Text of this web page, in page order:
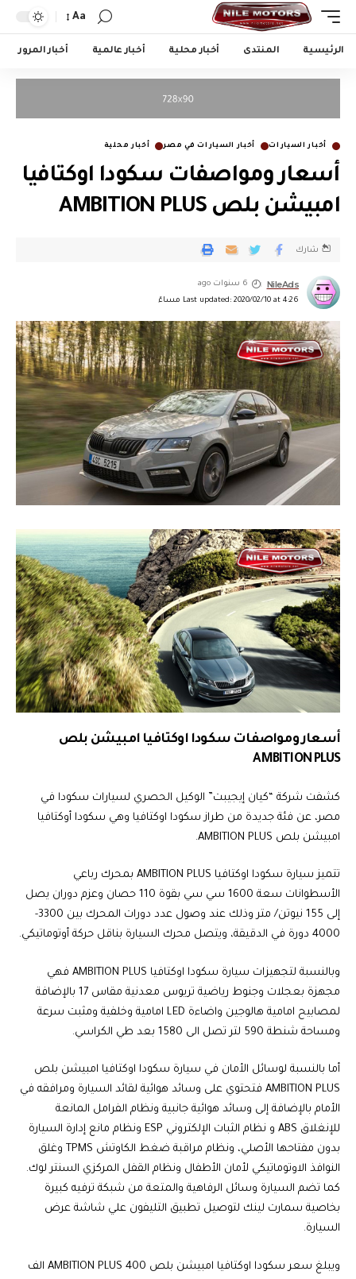
Aa
الرئيسية المنتدى أخبار محلية أخبار عالمية أخبار المرور
أخبار السيارات أخبار السيارات في مصر أخبار محلية
أسعار ومواصفات سكودا اوكتافيا
امبيشن بلص AMBITION PLUS
Last updated: 2020/02/10 at 4:26 مساءً
NileAds 6 سنوات ago
شارك
أسعار ومواصفات سكودا اوكتافيا امبيشن بلص
AMBITION PLUS
كشفت شركة “كيان إيجيبت” الوكيل الحصري لسيارات سكودا في
مصر، عن فئة جديدة من طراز سكودا اوكتافيا وهي سكودا أوكتافيا
امبيشن بلص AMBITION PLUS.
تتميز سيارة سكودا اوكتافيا AMBITION PLUS بمحرك رباعي
الأسطوانات سعة 1600 سي سي بقوة 110 حصان وعزم دوران يصل
إلى 155 نيوتن/ متر وذلك عند وصول عدد دورات المحرك بين 3300-
4000 دورة في الدقيقة، ويتصل محرك السيارة بناقل حركة أوتوماتيكي.
وبالنسبة لتجهيزات سيارة سكودا اوكتافيا AMBITION PLUS فهي
مجهزة بعجلات وجنوط رياضية تريوس معدنية مقاس 17 بالإضافة
لمصابيح امامية هالوجين واضاءة LED امامية وخلفية ومثبت سرعة
ومساحة شنطة 590 لتر تصل الى 1580 بعد طي الكراسي.
أما بالنسبة لوسائل الأمان في سيارة سكودا اوكتافيا امبيشن بلص
AMBITION PLUS فتحتوي على وسائد هوائية لقائد السيارة ومرافقه في
الأمام بالإضافة إلى وسائد هوائية جانبية ونظام الفرامل المانعة
للإنغلاق ABS و نظام الثبات الإلكتروني ESP ونظام مانع إدارة السيارة
بدون مفتاحها الأصلي، ونظام مراقبة ضغط الكاوتش TPMS وغلق
النوافذ الاوتوماتيكي لأمان الأطفال ونظام القفل المركزي السنتر لوك.
كما تضم السيارة وسائل الرفاهية والمتعة من شبكة ترفيه كبيرة
بخاصية سمارت لينك لتوصيل تطبيق التليفون علي شاشة عرض
السيارة.
ويبلغ سعر سكودا اوكتافيا امبيشن بلص AMBITION PLUS 400 الف